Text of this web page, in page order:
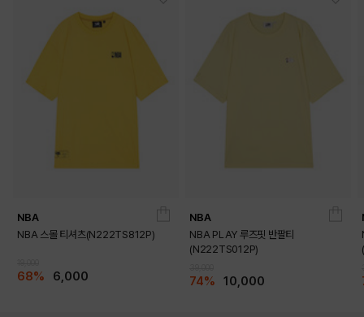
NBA
NBA 스몰 티셔츠(N222TS812P)
68% 6,000
NBA
NBA PLAY 루즈핏 반팔티
(N222TS012P)
74% 10,000